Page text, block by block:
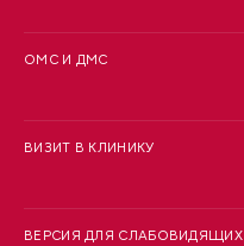
ОМС И ДМС
ВИЗИТ В КЛИНИКУ
ВЕРСИЯ ДЛЯ СЛАБОВИДЯЩИХ